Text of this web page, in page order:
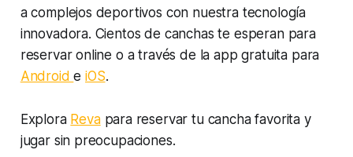
a complejos deportivos con nuestra tecnología
innovadora. Cientos de canchas te esperan para
reservar online o a través de la app gratuita para
AndroideiOS.
Explora Revapara reservar tu cancha favorita y
jugar sin preocupaciones.